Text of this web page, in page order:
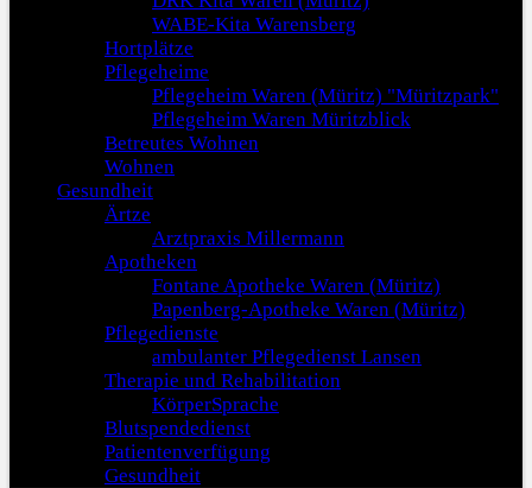
WABE-Kita Warensberg
Hortplätze
Pflegeheime
Pflegeheim Waren (Müritz) "Müritzpark"
Pflegeheim Waren Müritzblick
Betreutes Wohnen
Wohnen
Gesundheit
Ärtze
Arztpraxis Millermann
Apotheken
Fontane Apotheke Waren (Müritz)
Papenberg-Apotheke Waren (Müritz)
Pflegedienste
ambulanter Pflegedienst Lansen
Therapie und Rehabilitation
KörperSprache
Blutspendedienst
Patientenverfügung
Gesundheit